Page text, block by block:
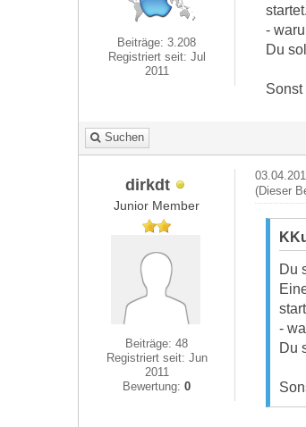
Beiträge: 3.208
Registriert seit: Jul
2011
startet.
-
Du
Suchen
dirkdt
Junior Member
Beiträge: 48
Registriert seit: Jun
2011
Bewertung:0
(Dieser
Du
-
Du